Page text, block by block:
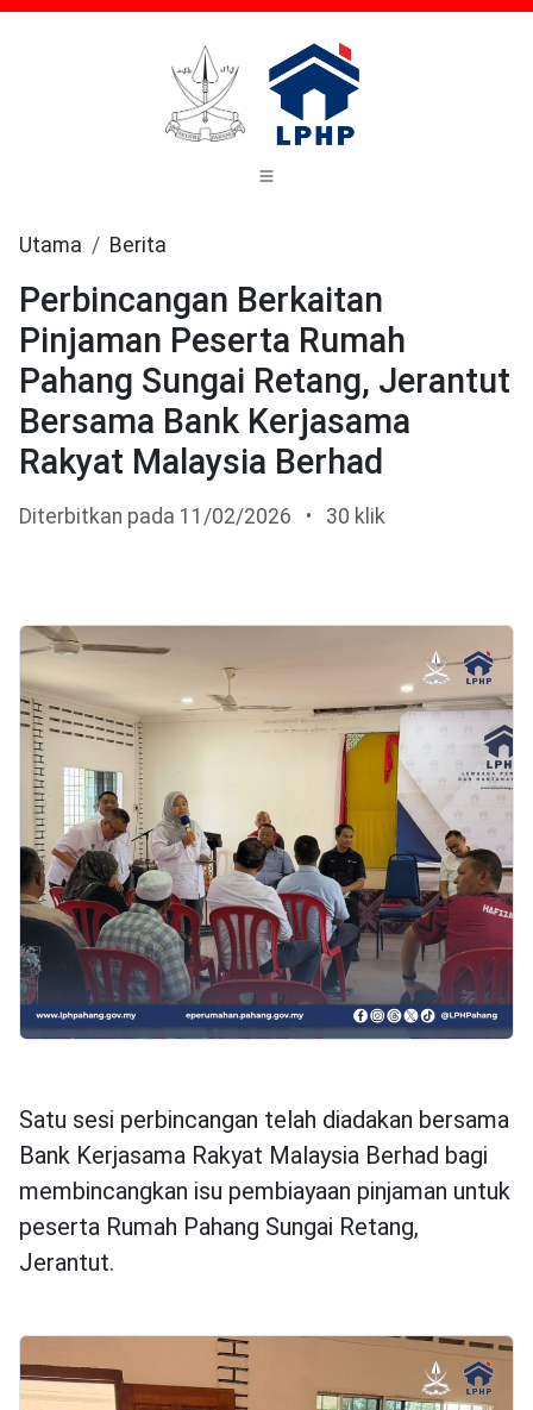
Utama Berita
Perbincangan Berkaitan
Pinjaman Peserta Rumah
Pahang Sungai Retang, Jerantut
Bersama Bank Kerjasama
Rakyat Malaysia Berhad
Diterbitkan pada 11/02/2026 • 30 klik
Satu sesi perbincangan telah diadakan bersama
Bank Kerjasama Rakyat Malaysia Berhad bagi
membincangkan isu pembiayaan pinjaman untuk
peserta Rumah Pahang Sungai Retang,
Jerantut.